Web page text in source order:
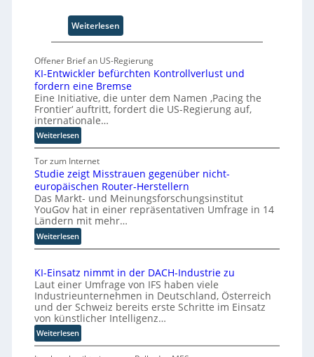
c
t
o
r
y
-
A
u
a
O
g
w
ä
c
h
s
e
t
e
r
Weiterlesen
S
l
i
d
S
t
m
T
e
a
m
r
t
t
I
n
u
Offener Brief an US-Regierung
KI-Entwickler befürchten Kontrollverlust und
fordern eine Bremse
Eine Initiative, die unter dem Namen ‚Pacing the
Frontier‘ auftritt, fordert die US-Regierung auf,
internationale…
Weiterlesen:
K
I
-
E
n
t
w
i
c
l
e
r
b
e
f
ü
Tor zum Internet
Studie zeigt Misstrauen gegenüber nicht-
europäischen Router-Herstellern
Das Markt- und Meinungsforschungsinstitut
YouGov hat in einer repräsentativen Umfrage in 14
Ländern mit mehr…
Weiterlesen:
S
u
d
i
e
z
e
i
KI-Einsatz nimmt in der DACH-Industrie zu
Laut einer Umfrage von IFS haben viele
Industrieunternehmen in Deutschland, Österreich
und der Schweiz bereits erste Schritte im Einsatz
von künstlicher Intelligenz…
Weiterlesen:
K